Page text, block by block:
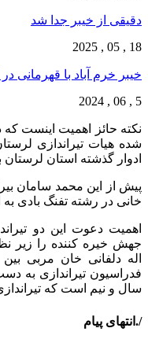
دقیقی از خیبر جدا شد
18 , 05 , 2025
خیبر خرم آباد با قهرمانی
5 , 06 , 2024
نکته حائز اهمیت اینست که
ادوار گذشته استان
پیش از این محمد سامان
خانی در رشته تفنگ بادی به
اهمیت دعوت این دو
جهش خیره کننده را زیر
اله دلفانی خان مربی
فدراسیون تیراندازی به
سال و نیم است که
/.انتهای پیام